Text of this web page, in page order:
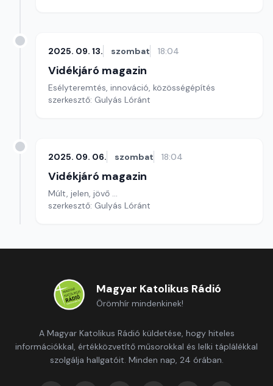
2025. 09. 13. szombat 18:04
Vidékjáró magazin
Esélyteremtés, innováció, közösségépítés
szerkesztő: Gulyás Lóránt
2025. 09. 06. szombat 18:04
Vidékjáró magazin
Múlt, jelen, jövő ...
szerkesztő: Gulyás Lóránt
Magyar Katolikus Rádió
Örömhír mindenkinek!
A Magyar Katolikus Rádió küldetése, hogy hiteles
információkkal, értékközvetítő műsorokkal és lelki táplálékkal
szolgálja hallgatóit. Minden nap, 24 órában.